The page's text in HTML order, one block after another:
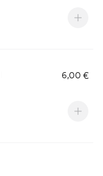
6,00 €